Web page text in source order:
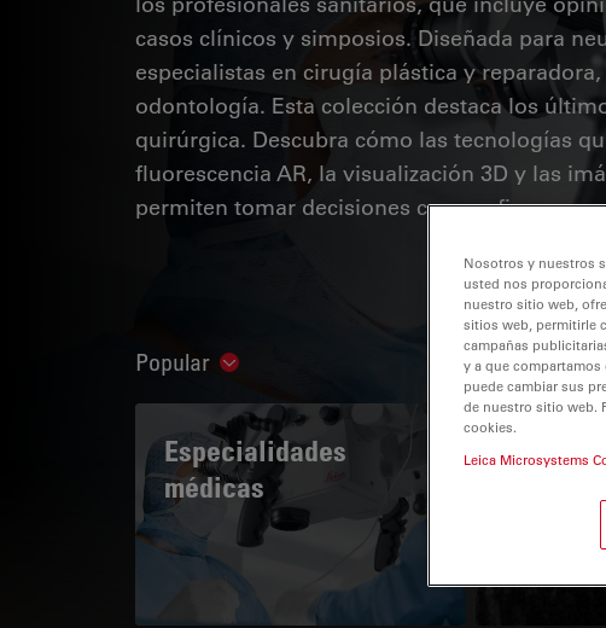
casos clínicos y simposios. Diseñada para
especialistas en cirugía plástica y
odontología. Esta colección destaca los
quirúrgica. Descubra cómo las tecnologías
fluorescencia AR, la visualización 3D y las
permiten tomar decisiones con confianza y
Popular Show subnavigation
Especialidades
médicas
A Guide
Nosotros y nuestros
usted nos
nuestro sitio web,
sitios web, permitirle
campañas
y a que
puede cambiar sus
de nuestro sitio web.
cookies.
Leica Microsystems